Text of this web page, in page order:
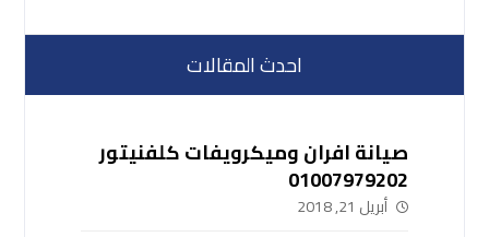
احدث المقالات
صيانة افران وميكرويفات كلفنيتور
01007979202
أبريل 21, 2018